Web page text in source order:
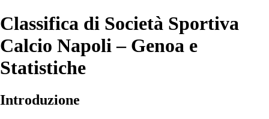
Classifica di Società Sportiva
Calcio Napoli – Genoa e
Statistiche
Introduzione